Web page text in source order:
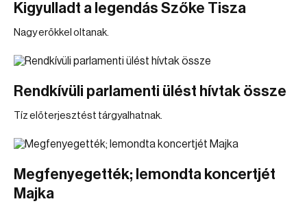
Kigyulladt a legendás Szőke Tisza
Nagy erőkkel oltanak.
Rendkívüli parlamenti ülést hívtak össze
Tíz előterjesztést tárgyalhatnak.
Megfenyegették; lemondta koncertjét
Majka